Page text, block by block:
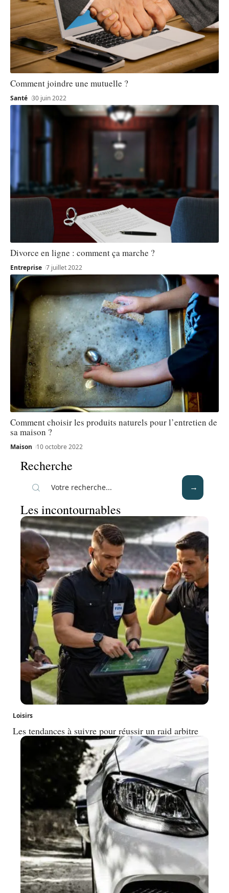
Comment joindre une mutuelle ?
Santé 30 juin 2022
Divorce en ligne : comment ça marche ?
Entreprise 7 juillet 2022
Comment choisir les produits naturels pour l’entretien de
sa maison ?
Maison 10 octobre 2022
Recherche
Les incontournables
Loisirs
Les tendances à suivre pour réussir un raid arbitre